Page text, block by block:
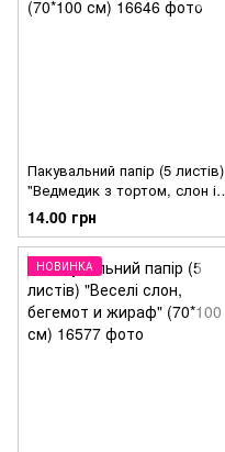
Пакувальний папір (5 листів)
"Ведмедик з тортом, слон і
зяєць" (70*100 см)
14.00 грн
НОВИНКА